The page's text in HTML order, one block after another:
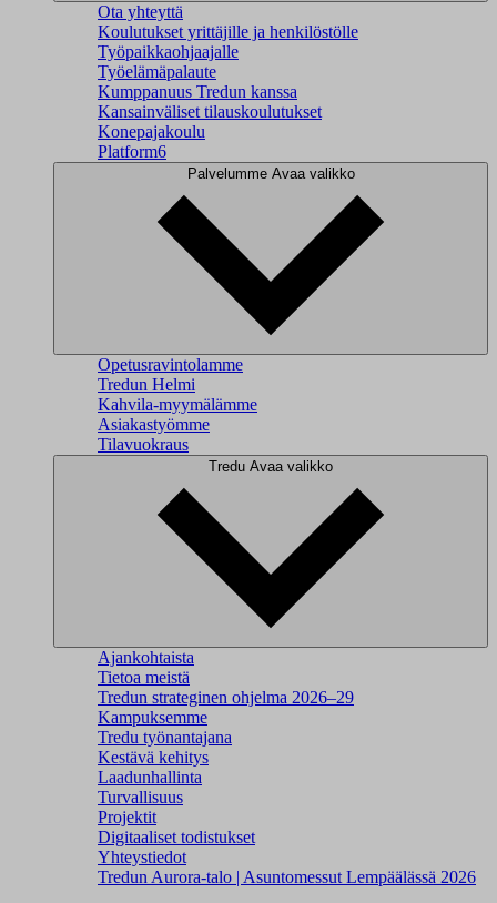
Ota yhteyttä
Koulutukset yrittäjille ja henkilöstölle
Työpaikkaohjaajalle
Työelämäpalaute
Kumppanuus Tredun kanssa
Kansainväliset tilauskoulutukset
Konepajakoulu
Platform6
Palvelumme Avaa valikko
Opetusravintolamme
Tredun Helmi
Kahvila-myymälämme
Asiakastyömme
Tilavuokraus
Tredu Avaa valikko
Ajankohtaista
Tietoa meistä
Tredun strateginen ohjelma 2026–29
Kampuksemme
Tredu työnantajana
Kestävä kehitys
Laadunhallinta
Turvallisuus
Projektit
Digitaaliset todistukset
Yhteystiedot
Tredun Aurora-talo | Asuntomessut Lempäälässä 2026